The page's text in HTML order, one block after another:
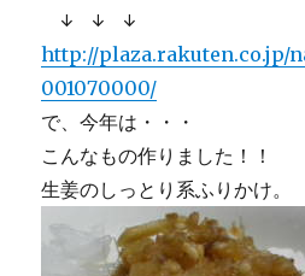
↓ ↓ ↓
http://plaza.rakuten.co.jp/
001070000/
で、今年は・・・
こんなもの作りました！！
生姜のしっとり系ふりかけ。